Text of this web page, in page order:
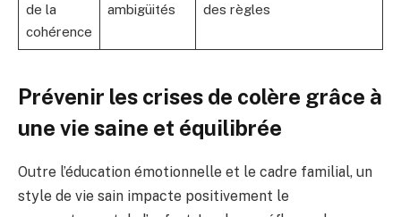
de la
cohérence
ambigüités
des règles
Prévenir les crises de colère grâce à
une vie saine et équilibrée
Outre l’éducation émotionnelle et le cadre familial, un
style de vie sain impacte positivement le